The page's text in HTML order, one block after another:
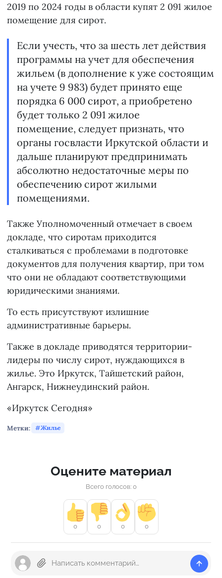
2019 по 2024 годы в области купят 2 091 жилое
помещение для сирот.
Если учесть, что за шесть лет действия
программы на учет для обеспечения
жильем (в дополнение к уже состоящим
на учете 9 983) будет принято еще
порядка 6 000 сирот, а приобретено
будет только 2 091 жилое
помещение, следует признать, что
органы госвласти Иркутской области и
дальше планируют предпринимать
абсолютно недостаточные меры по
обеспечению сирот жилыми
помещениями.
Также Уполномоченный отмечает в своем
докладе, что сиротам приходится
сталкиваться с проблемами в подготовке
документов для получения квартир, при том
что они не обладают соответствующими
юридическими знаниями.
То есть присутствуют излишние
административные барьеры.
Также в докладе приводятся территории-
лидеры по числу сирот, нуждающихся в
жилье. Это Иркутск, Тайшетский район,
Ангарск, Нижнеудинский район.
«Иркутск Сегодня»
Метки: Жилье
Оцените материал
Всего голосов: 0
0 0 0 0